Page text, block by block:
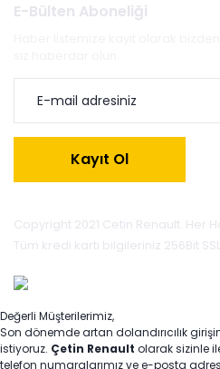
E-Bülten Aboneliği
Kayıt Ol
Copyright 2021 Cetin Renault. Her
Tüm kredi kartı bilgileriniz 256Bit
Değerli Müşterilerimiz,
Son dönemde artan dolandırıcılık
istiyoruz. Çetin Renault olarak sizinle
telefon numaralarımız ve e-posta